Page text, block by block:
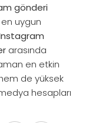
gönderi
uygun
arasında
en etkin
de yüksek
hesapları